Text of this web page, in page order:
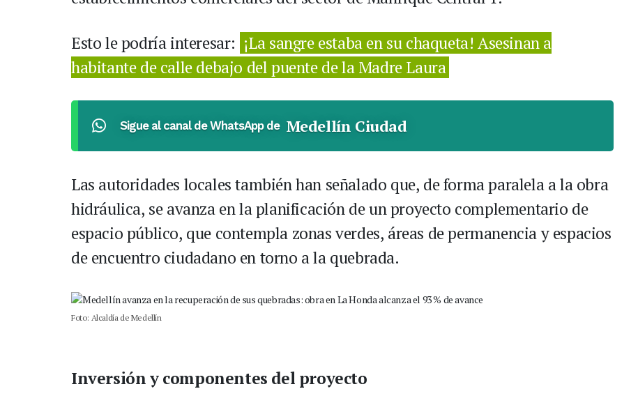
Esto le podría interesar: ¡La sangre estaba en su chaqueta! Asesinan a
habitante de calle debajo del puente de la Madre Laura
Sigue al canal de WhatsApp de Medellín Ciudad
Las autoridades locales también han señalado que, de forma paralela a la obra
hidráulica, se avanza en la planificación de un proyecto complementario de
espacio público, que contempla zonas verdes, áreas de permanencia y espacios
de encuentro ciudadano en torno a la quebrada.
Foto: Alcaldía de Medellín
Inversión y componentes del proyecto